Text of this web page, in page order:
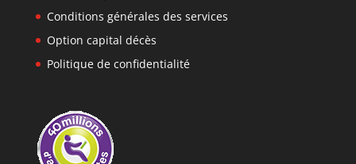
Conditions générales des services
Option capital décès
Politique de confidentialité